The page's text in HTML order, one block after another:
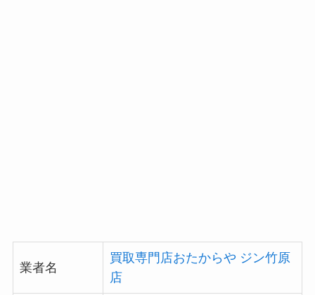
業者名
買取専門店おたからや ジン竹原
店